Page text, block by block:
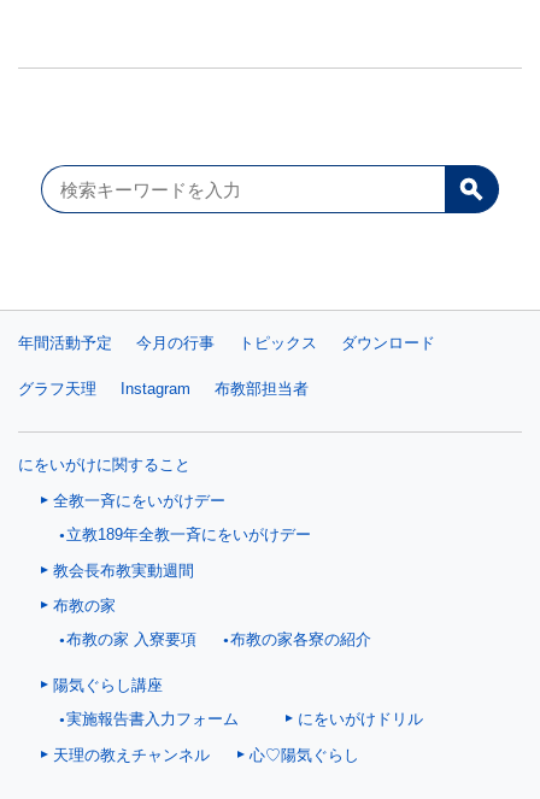
年間活動予定 今月の行事 トピックス ダウンロード
グラフ天理 Instagram 布教部担当者
にをいがけに関すること
全教一斉にをいがけデー
立教189年全教一斉にをいがけデー
教会長布教実動週間
布教の家
布教の家 入寮要項 布教の家各寮の紹介
陽気ぐらし講座
実施報告書入力フォーム
にをいがけドリル
天理の教えチャンネル
心♡陽気ぐらし